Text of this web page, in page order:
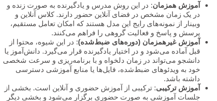
آموزش همزمان: در این روش مدرس و یادگیرنده به صورت زنده و
در یک زمان مشخص در فضای آنلاین حضور دارند. کلاس آنلاین و
وبینار از نمونه‌های رایج این مدل هستند که امکان تعامل مستقیم،
پرسش و پاسخ و فعالیت گروهی را فراهم می‌کنند.
آموزش غیرهمزمان (دوره‌های ضبط‌شده): در این شیوه، محتوا از
قبل آماده می‌شود و در اختیار یادگیرنده قرار می‌گیرد. دانش‌آموز یا
دانشجو می‌تواند در زمان دلخواه و با برنامه‌ریزی و سرعت شخصی
خود به ویدئوهای ضبط‌شده، فایل‌ها یا منابع آموزشی دسترسی
داشته باشد.
آموزش ترکیبی: ترکیبی از آموزش حضوری و آنلاین است. بخشی از
جلسات آموزشی به صورت حضوری برگزار می‌شود و بخشی دیگر